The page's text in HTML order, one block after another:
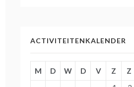
ACTIVITEITENKALENDER
M D W D V Z
Z